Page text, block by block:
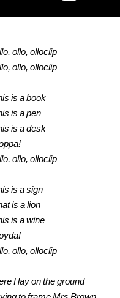
ollo, olloclip
ollo, olloclip
is a book
is a pen
is a desk
ollo, olloclip
is a sign
is a lion
is a wine
ollo, olloclip
I lay on the ground